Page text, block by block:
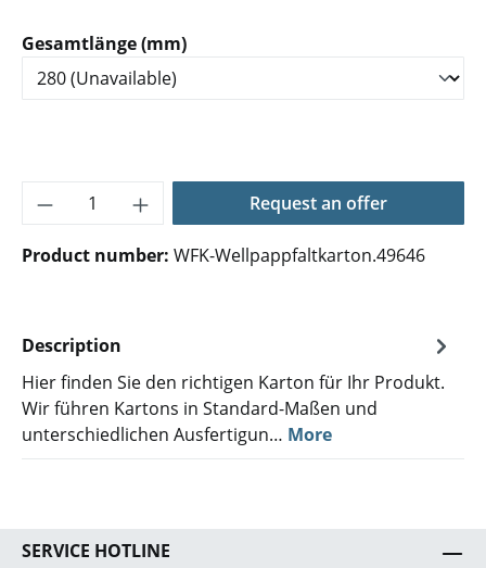
Select
Gesamtlänge (mm)
Product Quantity: Enter the desired
Request an offer
Product number: WFK-Wellpappfaltkarton.49646
Description
Hier finden Sie den richtigen Karton für Ihr Produkt.
Wir führen Kartons in Standard-Maßen und
unterschiedlichen Ausfertigun… More
SERVICE HOTLINE